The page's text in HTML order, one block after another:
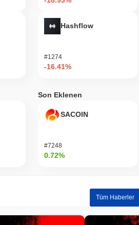
Hashflow
#1274
-16.41%
Son Eklenen
SACOIN
#7248
0.72%
Tüm Haberler